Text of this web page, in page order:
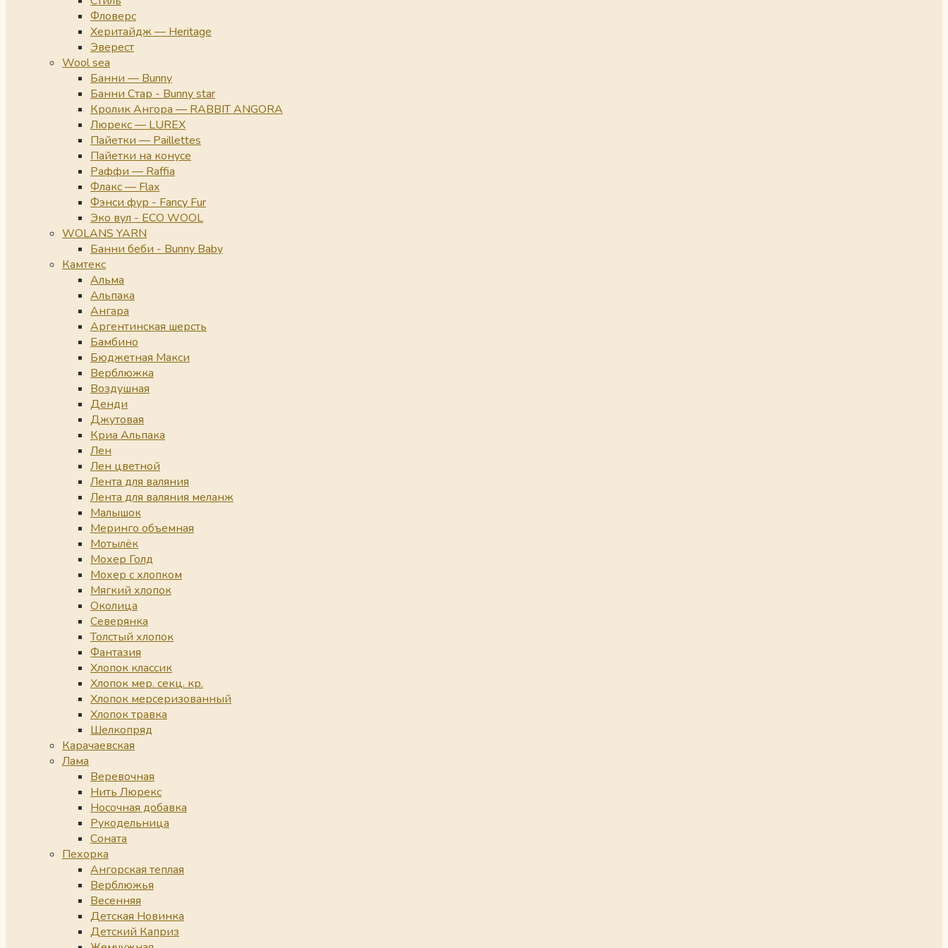
Фловерс
Херитайдж — Heritage
Эверест
Wool sea
Банни — Bunny
Банни Стар - Bunny star
Кролик Ангора — RABBIT ANGORA
Люрекс — LUREX
Пайетки — Paillettes
Пайетки на конусе
Раффи — Raffia
Флакс — Flax
Фэнси фур - Fancy Fur
Эко вул - ECO WOOL
WOLANS YARN
Банни беби - Bunny Baby
Камтекс
Альма
Альпака
Ангара
Аргентинская шерсть
Бамбино
Бюджетная Макси
Верблюжка
Воздушная
Денди
Джутовая
Криа Альпака
Лен
Лен цветной
Лента для валяния
Лента для валяния меланж
Малышок
Меринго объемная
Мотылёк
Мохер Голд
Мохер с хлопком
Мягкий хлопок
Околица
Северянка
Толстый хлопок
Фантазия
Хлопок классик
Хлопок мер. секц. кр.
Хлопок мерсеризованный
Хлопок травка
Шелкопряд
Карачаевская
Лама
Веревочная
Нить Люрекс
Носочная добавка
Рукодельница
Соната
Пехорка
Ангорская теплая
Верблюжья
Весенняя
Детская Новинка
Детский Каприз